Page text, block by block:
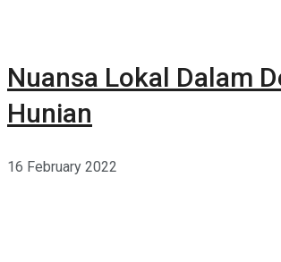
Nuansa Lokal Dalam
Hunian
16 February 2022